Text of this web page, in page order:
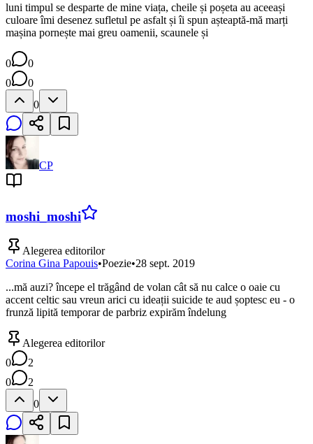
luni timpul se desparte de mine viața, cheile și poșeta au aceeași
culoare îmi desenez sufletul pe asfalt și îi spun așteaptă-mă marți
mașina pornește mai greu oamenii, scaunele și
0
0
0
0
0
CP
moshi_moshi
Alegerea editorilor
Corina Gina Papouis•Poezie•28 sept. 2019
...mă auzi? începe el trăgând de volan cât să nu calce o oaie cu
accent celtic sau vreun arici cu ideații suicide te aud șoptesc eu - o
frunză lipită temporar de parbriz expirăm îndelung
Alegerea editorilor
0
2
0
2
0